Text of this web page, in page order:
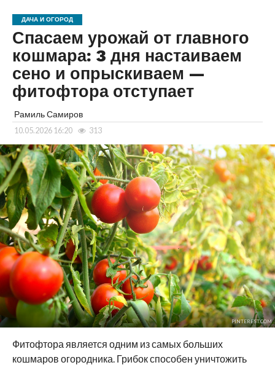
ДАЧА И ОГОРОД
Спасаем урожай от главного
кошмара: 3 дня настаиваем
сено и опрыскиваем —
фитофтора отступает
Рамиль Самиров
10.05.2026 16:20 313
PINTEREST.COM
Фитофтора является одним из самых больших
кошмаров огородника. Грибок способен уничтожить